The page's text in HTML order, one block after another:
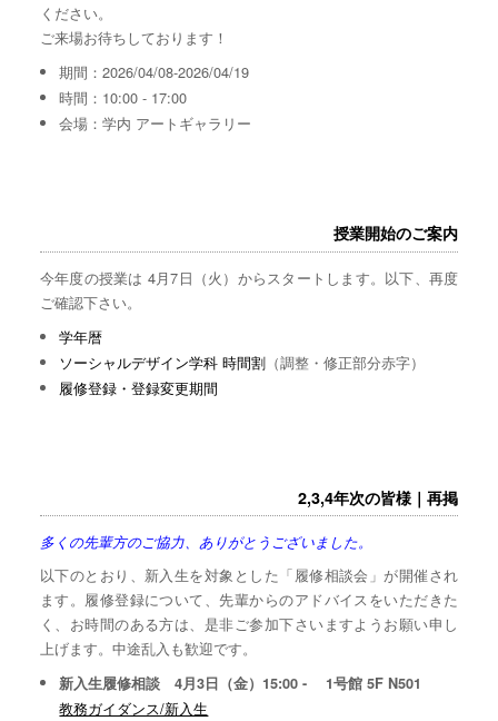
ください。
ご来場お待ちしております！
期間：2026/04/08-2026/04/19
時間：10:00 - 17:00
会場：学内 アートギャラリー
授業開始のご案内
今年度の授業は 4月7日（火）からスタートします。以下、再度
ご確認下さい。
学年暦
ソーシャルデザイン学科 時間割 （調整・修正部分赤字）
履修登録・登録変更期間
2,3,4年次の皆様｜再掲
多くの先輩方のご協力、ありがとうございました。
以下のとおり、新入生を対象とした「履修相談会」が開催され
ます。履修登録について、先輩からのアドバイスをいただきた
く、お時間のある方は、是非ご参加下さいますようお願い申し
上げます。中途乱入も歓迎です。
新入生履修相談 4月3日（金）15:00 - 1号館 5F N501
教務ガイダンス/新入生